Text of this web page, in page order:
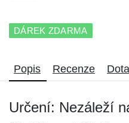
DÁREK ZDARMA
Popis Recenze
Určení: Nezáleží